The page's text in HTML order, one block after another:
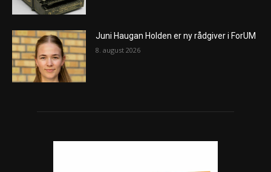
Juni Haugan Holden er ny rådgiver i ForUM
8. august 2026